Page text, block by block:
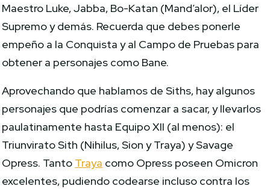
Maestro Luke, Jabba, Bo-Katan (Mand’alor), el Líder
Supremo y demás. Recuerda que debes ponerle
empeño a la Conquista y al Campo de Pruebas para
obtener a personajes como Bane.
Aprovechando que hablamos de Siths, hay algunos
personajes que podrías comenzar a sacar, y llevarlos
paulatinamente hasta Equipo XII (al menos): el
Triunvirato Sith (Nihilus, Sion y Traya) y Savage
Opress. Tanto Traya como Opress poseen Omicron
excelentes, pudiendo codearse incluso contra los